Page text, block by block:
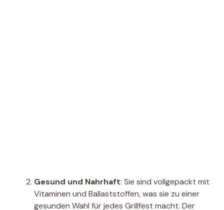
Gesund und Nahrhaft: Sie sind vollgepackt mit
Vitaminen und Ballaststoffen, was sie zu einer
gesunden Wahl für jedes Grillfest macht. Der